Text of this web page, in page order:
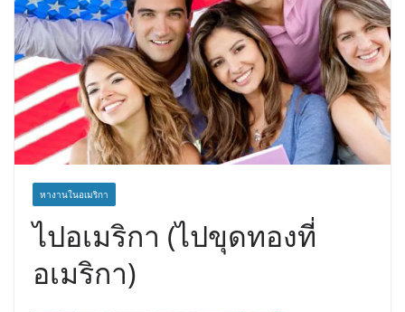
หางานในอเมริกา
ไปอเมริกา (ไปขุดทองที่
อเมริกา)